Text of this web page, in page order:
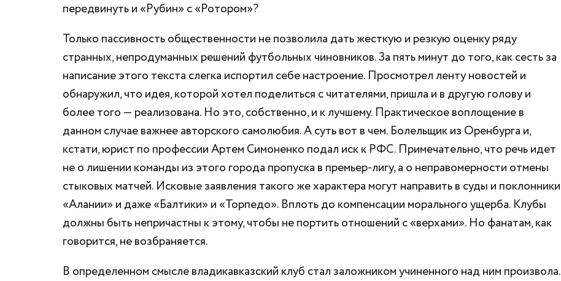
передвинуть и «Рубин» с «Ротором»?
Только пассивность общественности не позволила дать жесткую и резкую оценку ряду
странных, непродуманных решений футбольных чиновников. За пять минут до того, как сесть за
написание этого текста слегка испортил себе настроение. Просмотрел ленту новостей и
обнаружил, что идея, которой хотел поделиться с читателями, пришла и в другую голову и
более того — реализована. Но это, собственно, и к лучшему. Практическое воплощение в
данном случае важнее авторского самолюбия. А суть вот в чем. Болельщик из Оренбурга и,
кстати, юрист по профессии Артем Симоненко подал иск к РФС. Примечательно, что речь идет
не о лишении команды из этого города пропуска в премьер-лигу, а о неправомерности отмены
стыковых матчей. Исковые заявления такого же характера могут направить в суды и поклонники
«Алании» и даже «Балтики» и «Торпедо». Вплоть до компенсации морального ущерба. Клубы
должны быть непричастны к этому, чтобы не портить отношений с «верхами». Но фанатам, как
говорится, не возбраняется.
В определенном смысле владикавказский клуб стал заложником учиненного над ним произвола.